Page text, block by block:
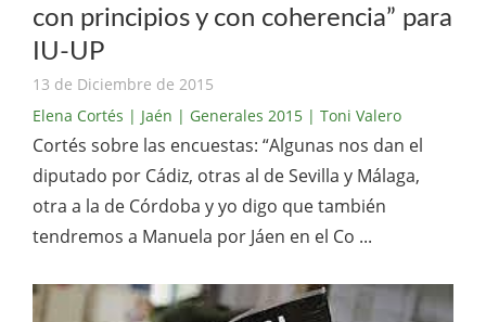
con principios y con coherencia” para
IU-UP
13 de Diciembre de 2015
Elena Cortés | Jaén | Generales 2015 | Toni Valero
Cortés sobre las encuestas: “Algunas nos dan el
diputado por Cádiz, otras al de Sevilla y Málaga,
otra a la de Córdoba y yo digo que también
tendremos a Manuela por Jáen en el Co ...